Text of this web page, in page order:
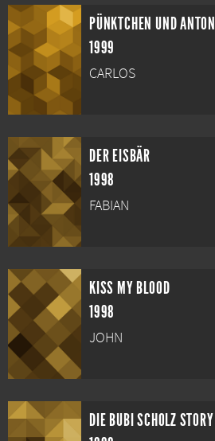
PÜNKTCHEN UND ANTON
1999
CARLOS
DER EISBÄR
1998
FABIAN
KISS MY BLOOD
1998
JOHN
DIE BUBI SCHOLZ STORY